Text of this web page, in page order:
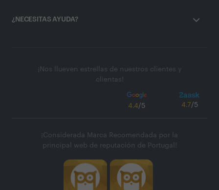
¿NECESITAS AYUDA?
¡Nos llueven estrellas de nuestros clientes y
clientas!
4.4/5 4.7/5
¡Considerada Marca Recomendada por la
principal web de reputación de Portugal!